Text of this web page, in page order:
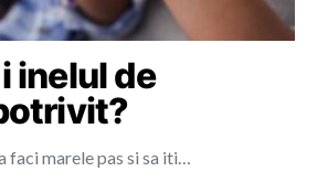
inelul de
faci marele pas si sa iti…